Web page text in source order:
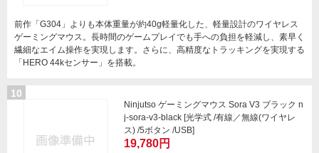
前作「G304」よりも本体重量が約40g軽量化した、軽量設計のワイヤレス
ゲーミングマウス。長時間のゲームプレイでも手への負担を軽減し、素早く
繊細なエイム操作を実現します。さらに、高精度なトラッキングを実現する
「HERO 44kセンサー」を搭載。
10
Ninjutso ゲーミングマウス Sora V3 ブラック n
j-sora-v3-black [光学式 /有線／無線(ワイヤレ
ス) /5ボタン /USB]
19,780円